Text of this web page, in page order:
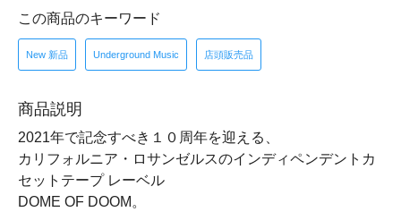
この商品のキーワード
New 新品 Underground Music 店頭販売品
商品説明
2021年で記念すべき１０周年を迎える、
カリフォルニア・ロサンゼルスのインディペンデントカ
セットテープ レーベル
DOME OF DOOM。